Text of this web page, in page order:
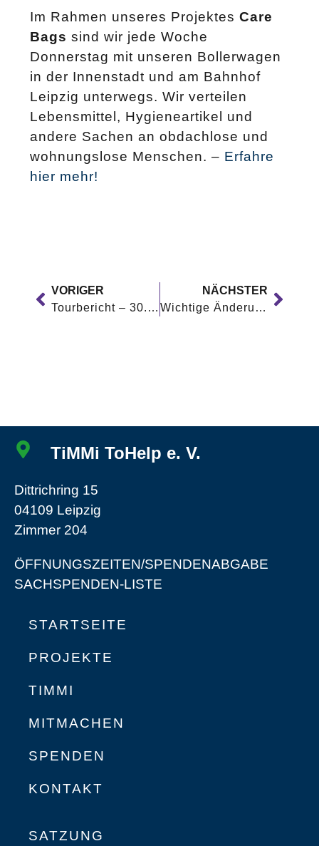
Im Rahmen unseres Projektes Care
Bags sind wir jede Woche
Donnerstag mit unseren Bollerwagen
in der Innenstadt und am Bahnhof
Leipzig unterwegs. Wir verteilen
Lebensmittel, Hygieneartikel und
andere Sachen an obdachlose und
wohnungslose Menschen. – Erfahre
hier mehr!
VORIGER
Tourbericht – 30.11.2023
NÄCHSTER
Wichtige Änderung: Spendenannahme
TiMMi ToHelp e. V.
Dittrichring 15
04109 Leipzig
Zimmer 204
ÖFFNUNGSZEITEN/SPENDENABGABE
SACHSPENDEN-LISTE
STARTSEITE
PROJEKTE
TIMMI
MITMACHEN
SPENDEN
KONTAKT
SATZUNG